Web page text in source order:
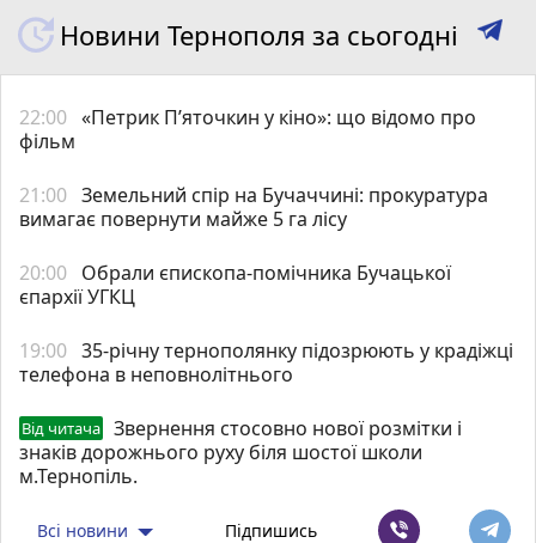
Новини Тернополя за сьогодні
22:00 «Петрик П’яточкин у кіно»: що відомо про
фільм
21:00 Земельний спір на Бучаччині: прокуратура
вимагає повернути майже 5 га лісу
20:00 Обрали єпископа-помічника Бучацької
єпархії УГКЦ
19:00 35-річну тернополянку підозрюють у крадіжці
телефона в неповнолітнього
Від читача
Звернення стосовно нової розмітки і
знаків дорожнього руху біля шостої школи
м.Тернопіль.
Всі новини Підпишись